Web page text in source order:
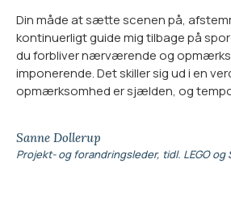
Din måde at sætte scenen på,
kontinuerligt guide mig tilbage på
du forbliver nærværende og
imponerende. Det skiller sig ud i en
opmærksomhed er sjælden, og
Sanne Dollerup
Projekt- og forandringsleder, tidl. LEGO